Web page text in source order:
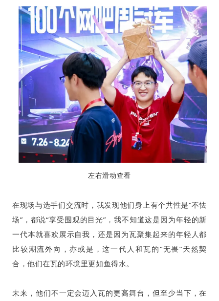
左右滑动查看
在现场与选手们交流时，我发现他们身上有个共性是“不怯
场”，都说“享受围观的目光”，我不知道这是因为年轻的新
一代本就喜欢展示自我，还是因为瓦聚集起来的年轻人都
比较潮流外向，亦或是，这一代人和瓦的“无畏”天然契
合，他们在瓦的环境里更如鱼得水。
未来，他们不一定会迈入瓦的更高舞台，但至少当下，在